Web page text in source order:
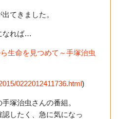
てきました。
なれば…
生命を見つめて～手塚治虫
0222012411736.html)
塚治虫さんの番組。
したく、急に気になっ